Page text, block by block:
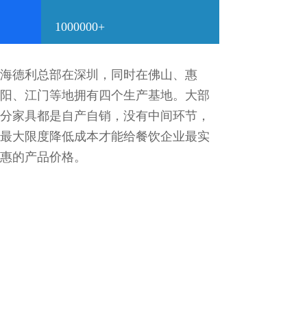
1000000+
海德利总部在深圳，同时在佛山、惠
阳、江门等地拥有四个生产基地。大部
分家具都是自产自销，没有中间环节，
最大限度降低成本才能给餐饮企业最实
惠的产品价格。